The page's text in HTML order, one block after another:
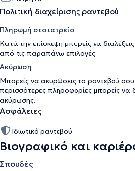
Πολιτική διαχείρισης ραντεβού
Πληρωμή στο ιατρείο
Κατά την επίσκεψη μπορείς να
από τις παραπάνω επιλογές.
Ακύρωση
Μπορείς να ακυρώσεις το ραντεβού σου
περισσότερες πληροφορίες μπορείς να
ακύρωσης.
Ασφάλειες
Ιδιωτικό ραντεβού
Βιογραφικό και
Σπουδές